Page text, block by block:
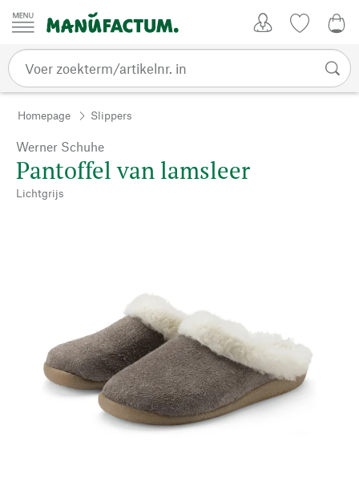
Passer au contenu
Homepage Slippers
Werner Schuhe
Pantoffel van lamsleer
Lichtgrijs